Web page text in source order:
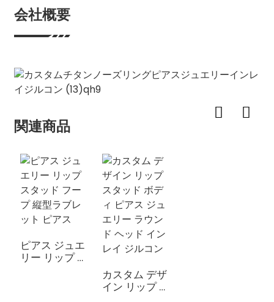
会社概要
関連商品
ピアス ジュエ
リー リップ ス
カスタム デザ
イン リップ ス